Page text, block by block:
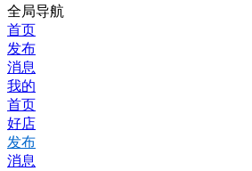
全局导航
首页
发布
消息
我的
首页
好店
发布
消息